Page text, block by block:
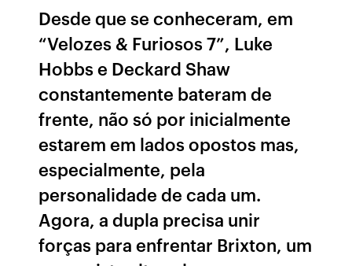
Desde que se conheceram, em
“Velozes & Furiosos 7”, Luke
Hobbs e Deckard Shaw
constantemente bateram de
frente, não só por inicialmente
estarem em lados opostos mas,
especialmente, pela
personalidade de cada um.
Agora, a dupla precisa unir
forças para enfrentar Brixton, um